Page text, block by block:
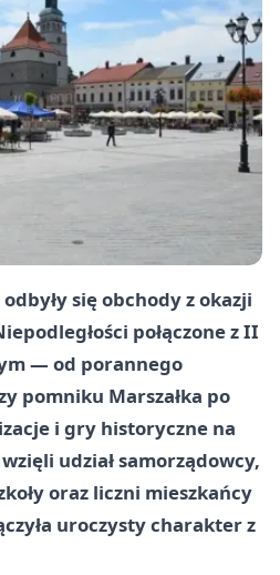
się obchody z okazji
połączone z II
— od porannego
pomniku Marszałka po
i gry historyczne na
udział samorządowcy,
oraz liczni mieszkańcy
uroczysty charakter z